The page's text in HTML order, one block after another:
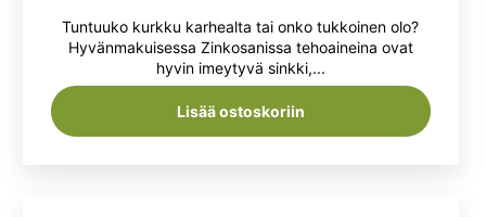
5.00/ 5
hinta
oli:
4,50 €.
hinta
on:
3,65 €.
Tuntuuko kurkku karhealta tai onko tukkoinen olo?
Hyvänmakuisessa Zinkosanissa tehoaineina ovat
hyvin imeytyvä sinkki,...
Lisää ostoskoriin